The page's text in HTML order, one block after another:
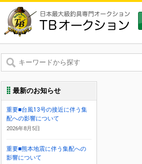
最新のお知らせ
重要■台風13号の接近に伴う集
配への影響について
2026年8月5日
重要■熊本地震に伴う集配への
影響について